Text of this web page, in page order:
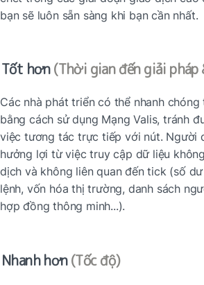
bạn sẽ luôn sẵn sàng khi bạn cần nhất.
Tốt hơn(Thời gian đến giải pháp
Các nhà phát triển có thể nhanh
bằng cách sử dụng Mạng Valis, tránh
việc tương tác trực tiếp với nút. Người
hưởng lợi từ việc truy cập dữ liệu
dịch và không liên quan đến tick (số
lệnh, vốn hóa thị trường, danh sách
hợp đồng thông minh...).
Nhanh hơn(Tốc độ)